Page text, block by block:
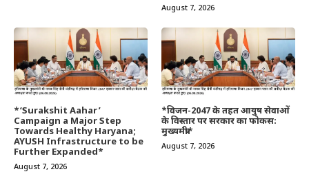
August 7, 2026
*‘Surakshit Aahar’
Campaign a Major Step
Towards Healthy Haryana;
AYUSH Infrastructure to be
Further Expanded*
August 7, 2026
*विजन-2047 के तहत आयुष सेवाओं
के विस्तार पर सरकार का फोकस:
मुख्यमंत्री*
August 7, 2026